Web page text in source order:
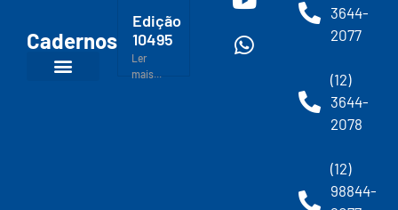
Cadernos
Edição
10495
Ler
mais...
3644-
2077
(12)
3644-
2078
(12)
98844-